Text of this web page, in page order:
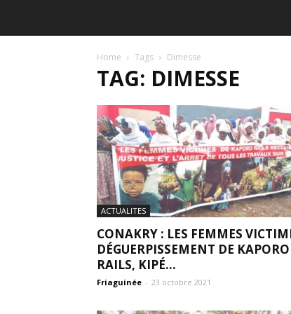
Home Tags Dimesse
TAG: DIMESSE
ACTUALITES
CONAKRY : LES FEMMES
DÉGUERPISSEMENT DE KAPORO
RAILS, KIPÉ...
Friaguinée - 23 octobre 2021